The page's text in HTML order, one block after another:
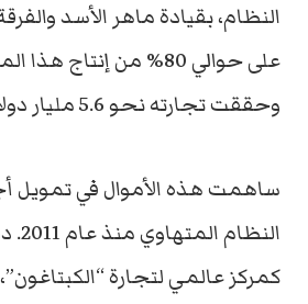
النظام، بقيادة ماهر الأسد
على حوالي 80% من إنتاج
وحققت تجارته نحو 5.6 مليار دولار سنويًا.
ساهمت هذه الأموال في تمويل
كمركز عالمي لتجارة